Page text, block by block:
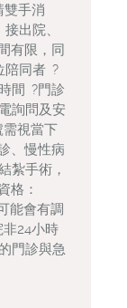
雙手消
出院、
有限，同
陪同者 ?
間 ?門診
詢問及安
視當下
、慢性病
紮手術，
格：
能會有調
24小時
門診與急